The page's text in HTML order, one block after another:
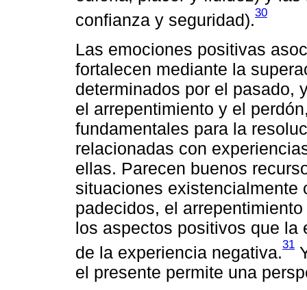
confianza y seguridad).30
Las emociones positivas
fortalecen mediante la
determinados por el pasado,
el arrepentimiento y el
fundamentales para la
relacionadas con
ellas. Parecen buenos
situaciones existencialmente
padecidos, el
los aspectos positivos que la
de la experiencia negativa.31
el presente permite una